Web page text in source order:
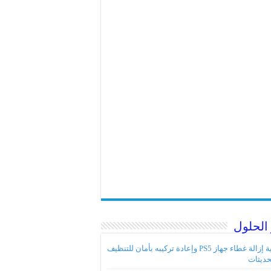
الحلول
كيفية إزالة غطاء جهاز PS5 وإعادة تركيبه بأمان للتنظيف